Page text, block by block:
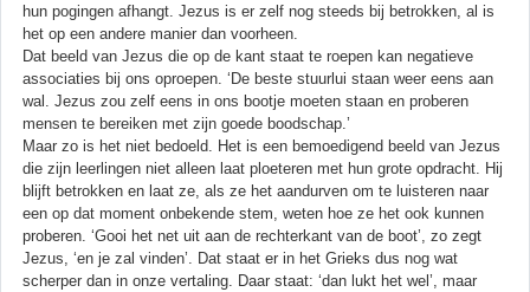
hun pogingen afhangt. Jezus is er zelf nog steeds bij betrokken, al is
het op een andere manier dan voorheen.
Dat beeld van Jezus die op de kant staat te roepen kan negatieve
associaties bij ons oproepen. ‘De beste stuurlui staan weer eens aan
wal. Jezus zou zelf eens in ons bootje moeten staan en proberen
mensen te bereiken met zijn goede boodschap.’
Maar zo is het niet bedoeld. Het is een bemoedigend beeld van Jezus
die zijn leerlingen niet alleen laat ploeteren met hun grote opdracht. Hij
blijft betrokken en laat ze, als ze het aandurven om te luisteren naar
een op dat moment onbekende stem, weten hoe ze het ook kunnen
proberen. ‘Gooi het net uit aan de rechterkant van de boot’, zo zegt
Jezus, ‘en je zal vinden’. Dat staat er in het Grieks dus nog wat
scherper dan in onze vertaling. Daar staat: ‘dan lukt het wel’, maar